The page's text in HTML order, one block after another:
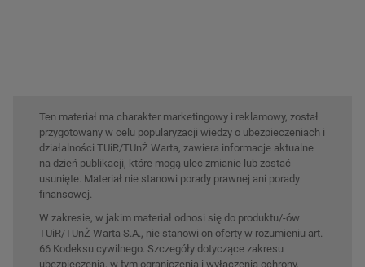
Ten materiał ma charakter marketingowy i reklamowy, został
przygotowany w celu popularyzacji wiedzy o ubezpieczeniach i
działalności TUiR/TUnŻ Warta, zawiera informacje aktualne
na dzień publikacji, które mogą ulec zmianie lub zostać
usunięte. Materiał nie stanowi porady prawnej ani porady
finansowej.
W zakresie, w jakim materiał odnosi się do produktu/-ów
TUiR/TUnŻ Warta S.A., nie stanowi on oferty w rozumieniu art.
66 Kodeksu cywilnego. Szczegóły dotyczące zakresu
ubezpieczenia, w tym ograniczenia i wyłączenia ochrony,